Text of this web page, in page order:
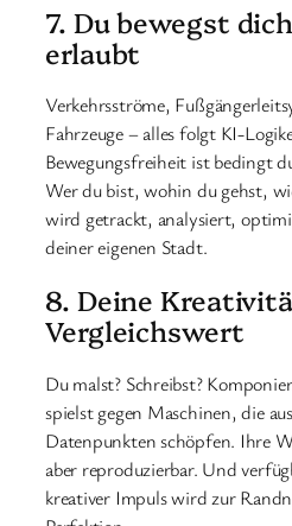
7. Du bewegst
erlaubt
Verkehrsströme,
Fahrzeuge – alles folgt KI-
Bewegungsfreiheit ist bedingt
Wer du bist, wohin du gehst,
wird getrackt, analysiert,
deiner eigenen Stadt.
8. Deine
Vergleichswert
Du malst? Schreibst?
spielst gegen Maschinen, die
Datenpunkten schöpfen. Ihre
aber reproduzierbar. Und
kreativer Impuls wird zur